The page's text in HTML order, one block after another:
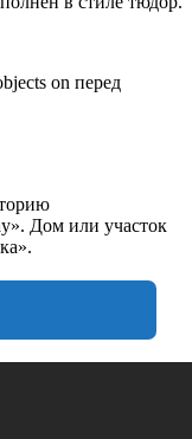
on перед
Дом или участок